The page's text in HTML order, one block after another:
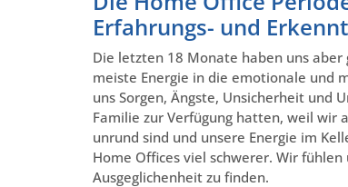
Erfahrungs- und
Die letzten 18 Monate haben uns
meiste Energie in die emotionale und
uns Sorgen, Ängste, Unsicherheit und
Familie zur Verfügung hatten, weil wir
unrund sind und unsere Energie im
Home Offices viel schwerer. Wir
Ausgeglichenheit zu finden.